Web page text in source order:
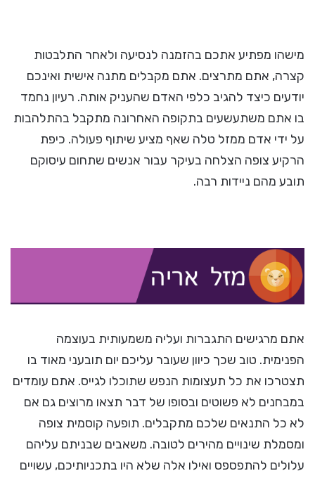
מישהו מפתיע אתכם בהזמנה לנסיעה ולאחר התלבטות
קצרה, אתם מתרצים. אתם מקבלים מתנה אישית ואינכם
יודעים כיצד להגיב כלפי האדם שהעניק אותה. רעיון נחמד
בו אתם משתעשעים בתקופה האחרונה מתקבל בהתלהבות
על ידי אדם ממזל טלה שאף מציע שיתוף פעולה. כיפת
הרקיע צופה הצלחה בעיקר עבור אנשים שתחום עיסוקם
תובע מהם ניידות רבה.
אתם מרגישים התגברות ועליה משמעותית בעוצמה
הפנימית. טוב שכך כיוון שעובר עליכם יום תובעני מאוד בו
תצטרכו את כל תעצומות הנפש שתוכלו לגייס. אתם עומדים
במבחנים לא פשוטים ובסופו של דבר תצאו מרוצים גם אם
לא כל התנאים שלכם מתקבלים. תופעה קוסמית צופה
ומסמלת שינויים מהירים לטובה. משאבים שבניתם עליהם
עלולים להתפספס ואילו אלה שלא היו בתכניותיכם, עשויים